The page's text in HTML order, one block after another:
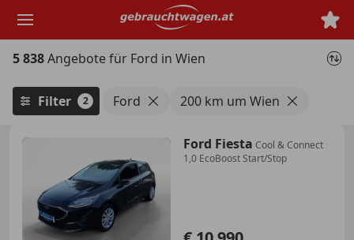
Hauptinhalt
5 838Angebote für Ford in Wien
Filter 2 Ford 200 km um Wien
Ford Fiesta Cool & Connect
1,0 EcoBoost Start/Stop